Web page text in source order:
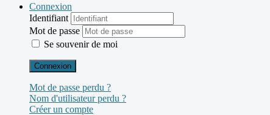
Connexion
Identifiant
Mot de passe
Se souvenir de moi
Connexion
Mot de passe perdu ?
Nom d'utilisateur perdu ?
Créer un compte